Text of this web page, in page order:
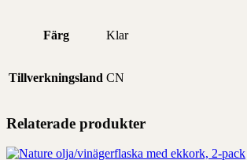
Färg Klar
Tillverkningsland CN
Relaterade produkter